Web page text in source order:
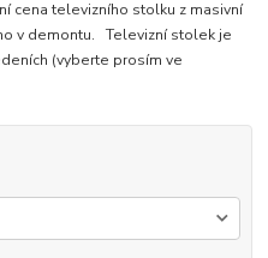
cena televizního stolku z masivní
v demontu. Televizní stolek je
(vyberte prosím ve